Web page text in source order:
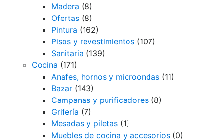
Madera (8)
Ofertas (8)
Pintura (162)
Pisos y revestimientos (107)
Sanitaria (139)
Cocina (171)
Anafes, hornos y microondas (11)
Bazar (143)
Campanas y purificadores (8)
Grifería (7)
Mesadas y piletas (1)
Muebles de cocina y accesorios (0)